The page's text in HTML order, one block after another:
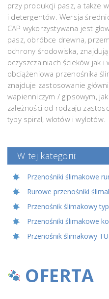
przy produkcji pasz, a także
i detergentów. Wersja
CAP wykorzystywana jest
pasz, obróbce drewna,
ochrony środowiska,
oczyszczalniach ścieków jak
obciążeniowa przenośnika
znajduje zastosowanie
wapienniczym / gipsowym,
zależności od rodzaju
typy spiral, wlotów i wylotów.
W tej kategorii:
Przenośniki ślimakowe
Rurowe przenośniki
Przenośnik ślimakowy
Przenośniki ślimakowe
Przenośnik ślimakowy TU
OFERTA